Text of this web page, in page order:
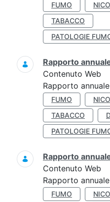
FUMO
TABACCO
PATOLOGIE
Rapporto
Contenuto Web
Rapporto
FUMO
TABACCO
PATOLOGIE
Rapporto
Contenuto Web
Rapporto
FUMO